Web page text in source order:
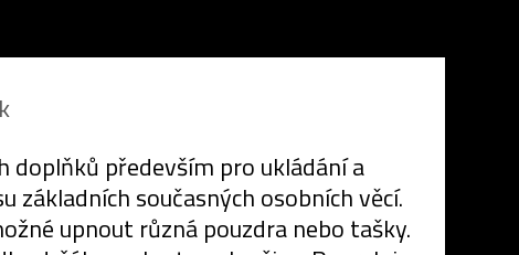
doplňků především pro ukládání a
současných osobních věcí.
upnout různá pouzdra nebo tašky.